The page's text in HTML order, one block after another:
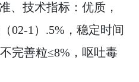
、技术指标：优质，
02-1 ） .5% ，稳定时间
完善粒≤8% ，呕吐毒